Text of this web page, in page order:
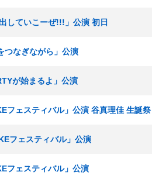
していこーぜ!!!」公演 初日
つなぎながら」公演
が始まるよ」公演
フェスティバル」公演 谷真理佳 生誕祭
フェスティバル」公演
フェスティバル」公演